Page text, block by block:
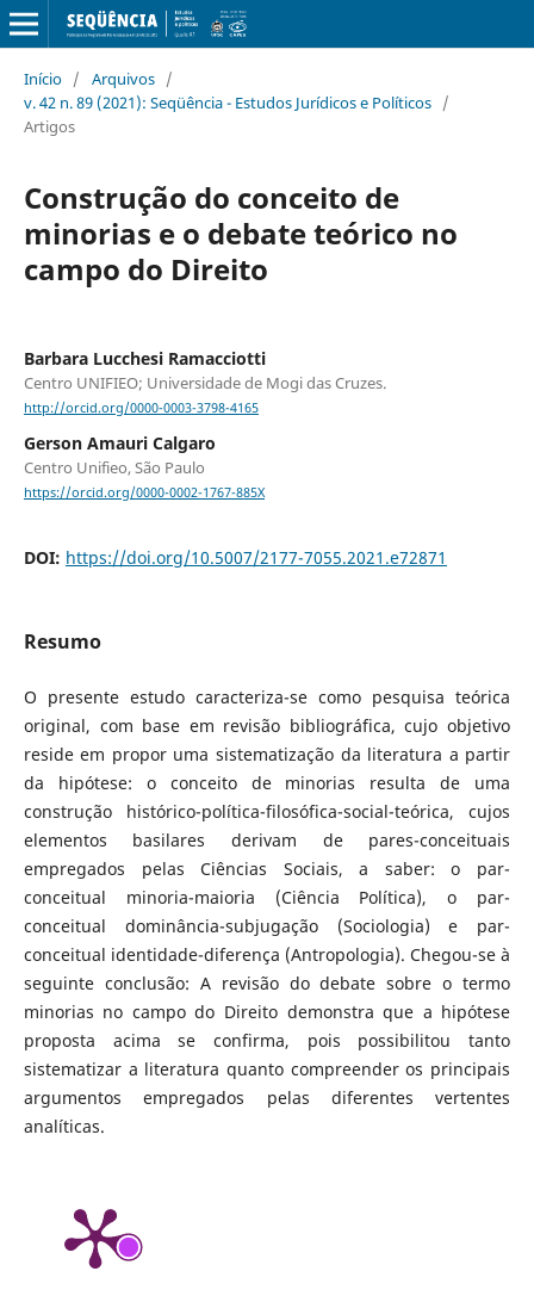
Início / Arquivos /
v. 42 n. 89 (2021): Seqüência - Estudos Jurídicos e Políticos /
Artigos
Construção do conceito de
minorias e o debate teórico no
campo do Direito
Barbara Lucchesi Ramacciotti
Centro UNIFIEO; Universidade de Mogi das Cruzes.
http://orcid.org/0000-0003-3798-4165
Gerson Amauri Calgaro
Centro Unifieo, São Paulo
https://orcid.org/0000-0002-1767-885X
DOI: https://doi.org/10.5007/2177-7055.2021.e72871
Resumo
O presente estudo caracteriza-se como pesquisa teórica
original, com base em revisão bibliográfica, cujo objetivo
reside em propor uma sistematização da literatura a partir
da hipótese: o conceito de minorias resulta de uma
construção histórico-política-filosófica-social-teórica, cujos
elementos basilares derivam de pares-conceituais
empregados pelas Ciências Sociais, a saber: o par-
conceitual minoria-maioria (Ciência Política), o par-
conceitual dominância-subjugação (Sociologia) e par-
conceitual identidade-diferença (Antropologia). Chegou-se à
seguinte conclusão: A revisão do debate sobre o termo
minorias no campo do Direito demonstra que a hipótese
proposta acima se confirma, pois possibilitou tanto
sistematizar a literatura quanto compreender os principais
argumentos empregados pelas diferentes vertentes
analíticas.